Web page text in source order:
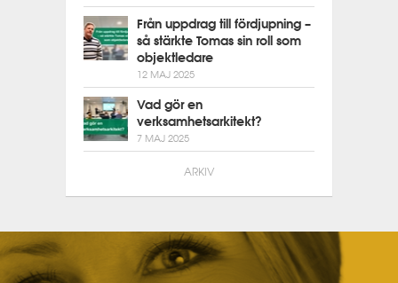
Från uppdrag till fördjupning –
så stärkte Tomas sin roll som
objektledare
12 MAJ 2025
Vad gör en
verksamhetsarkitekt?
7 MAJ 2025
ARKIV